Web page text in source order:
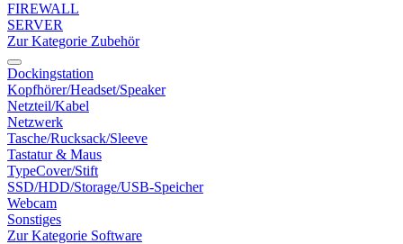
FIREWALL
SERVER
Zur Kategorie Zubehör
Dockingstation
Kopfhörer/Headset/Speaker
Netzteil/Kabel
Netzwerk
Tasche/Rucksack/Sleeve
Tastatur & Maus
TypeCover/Stift
SSD/HDD/Storage/USB-Speicher
Webcam
Sonstiges
Zur Kategorie Software